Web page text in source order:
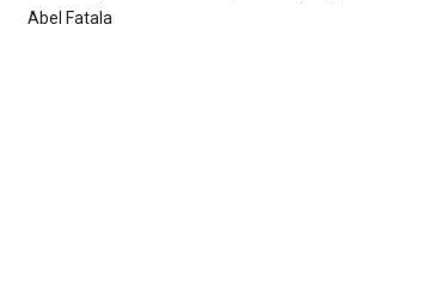
Abel Fatala